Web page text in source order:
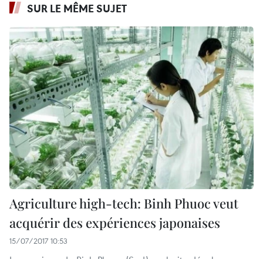
SUR LE MÊME SUJET
Agriculture high-tech: Binh Phuoc veut
acquérir des expériences japonaises
15/07/2017 10:53